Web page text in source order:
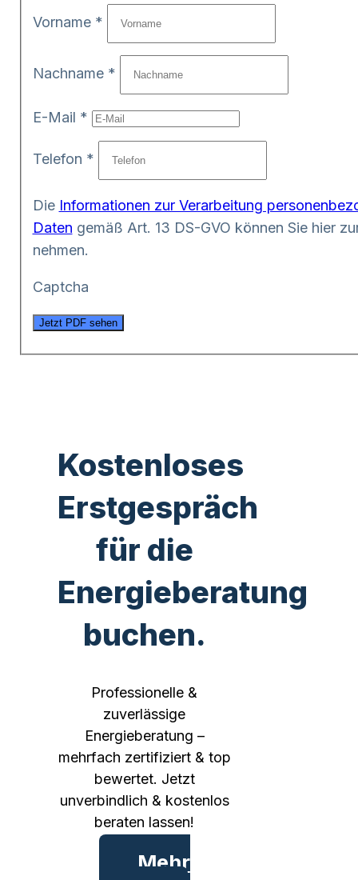
Vorname *
Nachname *
E-Mail *
Telefon *
Die Informationen zur Verarbeitung
Daten gemäß Art. 13 DS-GVO können Sie hier
nehmen.
Captcha
Jetzt PDF sehen
Kostenloses
Erstgespräch
für die
Energieberatung
buchen.
Professionelle &
zuverlässige
Energieberatung –
mehrfach zertifiziert & top
bewertet. Jetzt
unverbindlich & kostenlos
beraten lassen!
Mehr